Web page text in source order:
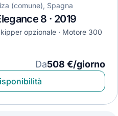
(comune), Spagna
8 · 2019
opzionale
Motore 300
Da508 €/giorno